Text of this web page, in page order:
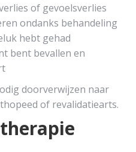
of gevoelsverlies
ondanks behandeling
hebt gehad
bent bevallen en
doorverwijzen naar
of revalidatiearts.